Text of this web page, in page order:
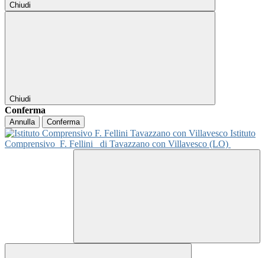
Chiudi
Chiudi
Conferma
Annulla Conferma
Istituto
Comprensivo F. Fellini di Tavazzano con Villavesco (LO)